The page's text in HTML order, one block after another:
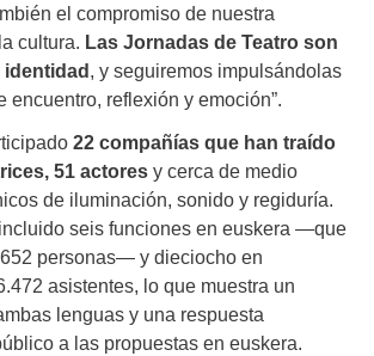
el compromiso de nuestra
cultura. Las Jornadas de Teatro son
identidad , y seguiremos impulsándolas
encuentro, reflexión y emoción”.
22 compañías que han traído
51 actores y cerca de medio
de iluminación, sonido y regiduría.
seis funciones en euskera —que
personas— y dieciocho en
asistentes, lo que muestra un
lenguas y una respuesta
a las propuestas en euskera.